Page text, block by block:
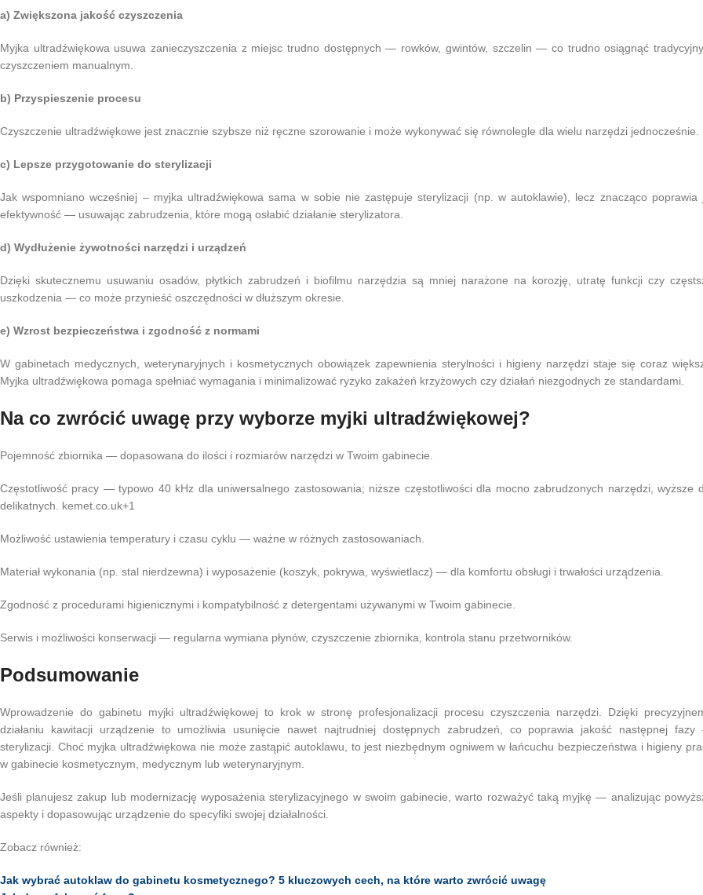
a) Zwiększona jakość czyszczenia
Myjka ultradźwiękowa usuwa zanieczyszczenia z miejsc trudno dostępnych — rowków, gwintów, szczelin — co trudno osiągnąć
czyszczeniem manualnym.
b) Przyspieszenie procesu
Czyszczenie ultradźwiękowe jest znacznie szybsze niż ręczne szorowanie i może wykonywać się równolegle dla wielu narzędzi jednocześnie.
c) Lepsze przygotowanie do sterylizacji
Jak wspomniano wcześniej – myjka ultradźwiękowa sama w sobie nie zastępuje sterylizacji (np. w autoklawie), lecz znacząco poprawia
efektywność — usuwając zabrudzenia, które mogą osłabić działanie sterylizatora.
d) Wydłużenie żywotności narzędzi i urządzeń
Dzięki skutecznemu usuwaniu osadów, płytkich zabrudzeń i biofilmu narzędzia są mniej narażone na korozję, utratę funkcji czy
uszkodzenia — co może przynieść oszczędności w dłuższym okresie.
e) Wzrost bezpieczeństwa i zgodność z normami
W gabinetach medycznych, weterynaryjnych i kosmetycznych obowiązek zapewnienia sterylności i higieny narzędzi staje się coraz
Myjka ultradźwiękowa pomaga spełniać wymagania i minimalizować ryzyko zakażeń krzyżowych czy działań niezgodnych ze standardami.
Na co zwrócić uwagę przy wyborze myjki ultradźwiękowej?
Pojemność zbiornika — dopasowana do ilości i rozmiarów narzędzi w Twoim gabinecie.
Częstotliwość pracy — typowo 40 kHz dla uniwersalnego zastosowania; niższe częstotliwości dla mocno zabrudzonych narzędzi, wyższe
delikatnych. kemet.co.uk+1
Możliwość ustawienia temperatury i czasu cyklu — ważne w różnych zastosowaniach.
Materiał wykonania (np. stal nierdzewna) i wyposażenie (koszyk, pokrywa, wyświetlacz) — dla komfortu obsługi i trwałości urządzenia.
Zgodność z procedurami higienicznymi i kompatybilność z detergentami używanymi w Twoim gabinecie.
Serwis i możliwości konserwacji — regularna wymiana płynów, czyszczenie zbiornika, kontrola stanu przetworników.
Podsumowanie
Wprowadzenie do gabinetu myjki ultradźwiękowej to krok w stronę profesjonalizacji procesu czyszczenia narzędzi. Dzięki
działaniu kawitacji urządzenie to umożliwia usunięcie nawet najtrudniej dostępnych zabrudzeń, co poprawia jakość następnej
sterylizacji. Choć myjka ultradźwiękowa nie może zastąpić autoklawu, to jest niezbędnym ogniwem w łańcuchu bezpieczeństwa i higieny
w gabinecie kosmetycznym, medycznym lub weterynaryjnym.
Jeśli planujesz zakup lub modernizację wyposażenia sterylizacyjnego w swoim gabinecie, warto rozważyć taką myjkę — analizując
aspekty i dopasowując urządzenie do specyfiki swojej działalności.
Zobacz również:
Jak wybrać autoklaw do gabinetu kosmetycznego? 5 kluczowych cech, na które warto zwrócić uwagę